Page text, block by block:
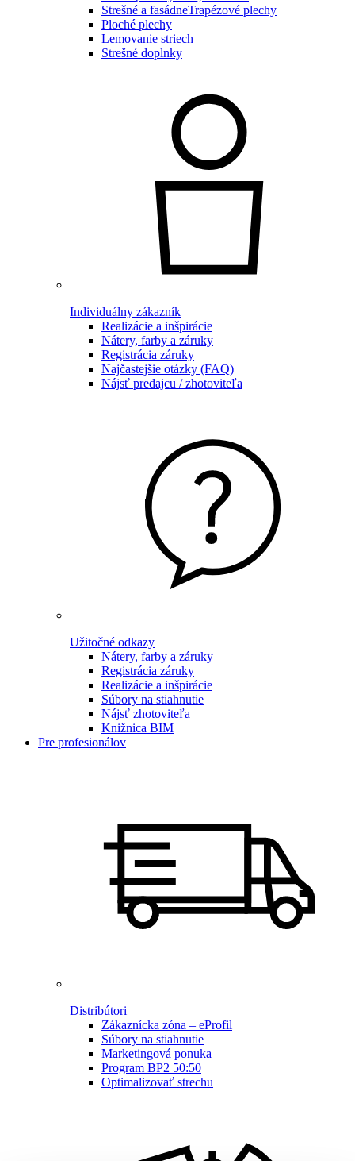
Strešné a fasádneTrapézové plechy
Ploché plechy
Lemovanie striech
Strešné doplnky
Individuálny zákazník
Realizácie a inšpirácie
Nátery, farby a záruky
Registrácia záruky
Najčastejšie otázky (FAQ)
Nájsť predajcu / zhotoviteľa
Užitočné odkazy
Nátery, farby a záruky
Registrácia záruky
Realizácie a inšpirácie
Súbory na stiahnutie
Nájsť zhotoviteľa
Knižnica BIM
Pre profesionálov
Distribútori
Zákaznícka zóna – eProfil
Súbory na stiahnutie
Marketingová ponuka
Program BP2 50:50
Optimalizovať strechu